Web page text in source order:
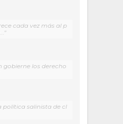
cada vez más al p
gobierne los derecho
política salinista de cl